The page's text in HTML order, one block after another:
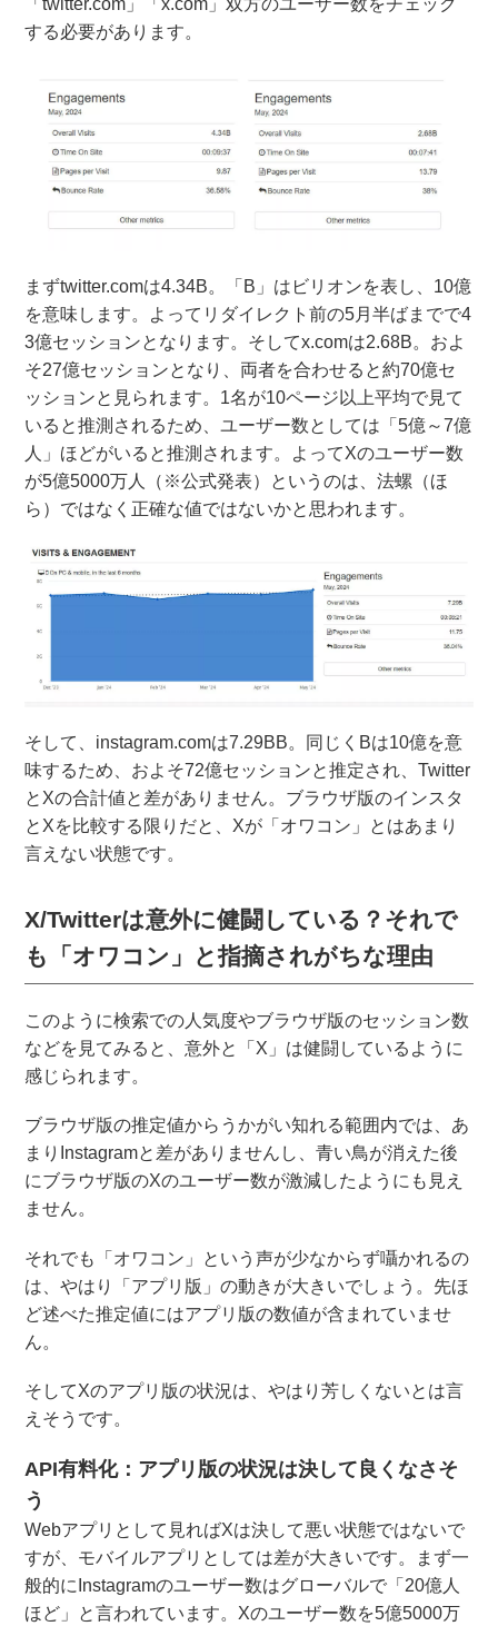
する必要があります。
まずtwitter.comは4.34B。「B」はビリオンを表し、10億
を意味します。よってリダイレクト前の5月半ばまでで4
3億セッションとなります。そしてx.comは2.68B。およ
そ27億セッションとなり、両者を合わせると約70億セ
ッションと見られます。1名が10ページ以上平均で見て
いると推測されるため、ユーザー数としては「5億～7億
人」ほどがいると推測されます。よってXのユーザー数
が5億5000万人（※公式発表）というのは、法螺（ほ
ら）ではなく正確な値ではないかと思われます。
そして、instagram.comは7.29BB。同じくBは10億を意
味するため、およそ72億セッションと推定され、Twitter
とXの合計値と差がありません。ブラウザ版のインスタ
とXを比較する限りだと、Xが「オワコン」とはあまり
言えない状態です。
X/Twitterは意外に健闘している？それで
も「オワコン」と指摘されがちな理由
このように検索での人気度やブラウザ版のセッション数
などを見てみると、意外と「X」は健闘しているように
感じられます。
ブラウザ版の推定値からうかがい知れる範囲内では、あ
まりInstagramと差がありませんし、青い鳥が消えた後
にブラウザ版のXのユーザー数が激減したようにも見え
ません。
それでも「オワコン」という声が少なからず囁かれるの
は、やはり「アプリ版」の動きが大きいでしょう。先ほ
ど述べた推定値にはアプリ版の数値が含まれていませ
ん。
そしてXのアプリ版の状況は、やはり芳しくないとは言
えそうです。
API有料化：アプリ版の状況は決して良くなさそ
う
Webアプリとして見ればXは決して悪い状態ではないで
すが、モバイルアプリとしては差が大きいです。まず一
般的にInstagramのユーザー数はグローバルで「20億人
ほど」と言われています。Xのユーザー数を5億5000万